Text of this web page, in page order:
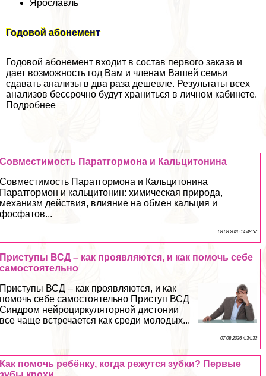
Ярославль
Годовой абонемент
Годовой абонемент входит в состав первого заказа и
дает возможность год Вам и члeнам Вашей семьи
сдавать анализы в два раза дешевле. Результаты всех
анализов бессрочно будут храниться в личном кабинете.
Подробнее
Совместимость Паратгормона и Кальцитонина
Совместимость Паратгормона и Кальцитонина
Паратгормон и кальцитонин: химическая природа,
механизм действия, влияние на обмен кальция и
фосфатов...
08 08 2026 14:48:57
Приступы ВСД – как проявляются, и как помочь себе
самостоятельно
Приступы ВСД – как проявляются, и как
помочь себе самостоятельно Приступ ВСД
Синдром нейроциркуляторной дистонии
все чаще встречается как среди молодых...
07 08 2026 4:34:32
Как помочь ребёнку, когда режутся зубки? Первые